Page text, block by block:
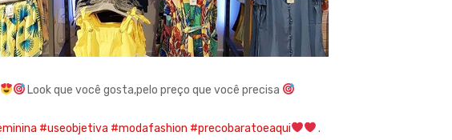
Look que você gosta,pelo preço que você precisa
#useobjetiva #modafashion #precobaratoeaqui
.